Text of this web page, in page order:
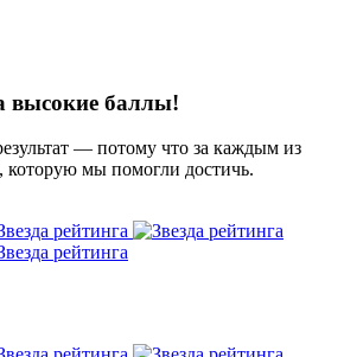
не верила, что такое возможно, но
вы есть))
высокие баллы!
— потому что за каждым из
которую мы помогли достичь.